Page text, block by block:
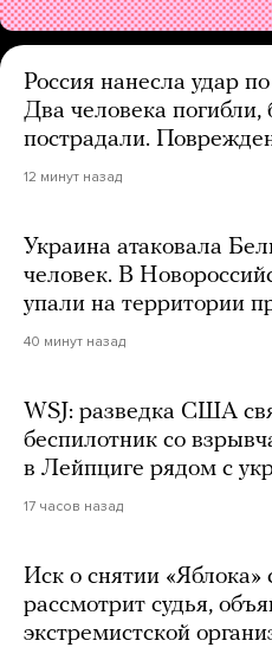
Россия нанесла удар
Два человека погибли,
пострадали.
12 минут назад
Украина атаковала
человек. В
упали на территории
40 минут назад
WSJ: разведка США
беспилотник со
в Лейпциге рядом с
17 часов назад
Иск о снятии «Яблока»
рассмотрит судья,
экстремистской